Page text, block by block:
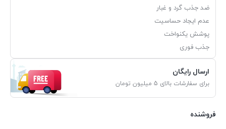
ضد جذب گرد و غبار
عدم ایجاد حساسیت
پوشش یکنواخت
جذب فوری
ارسال رایگان
برای سفارشات بالای 5 میلیون تومان
فروشنده